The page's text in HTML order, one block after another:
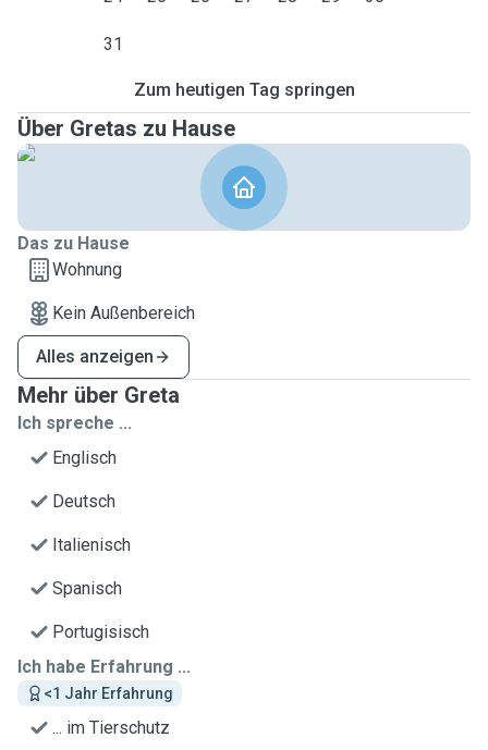
31
Zum heutigen Tag springen
Über Gretas zu Hause
Das zu Hause
Wohnung
Kein Außenbereich
Alles anzeigen
Mehr über Greta
Ich spreche ...
Englisch
Deutsch
Italienisch
Spanisch
Portugisisch
Ich habe Erfahrung ...
<1 Jahr Erfahrung
... im Tierschutz